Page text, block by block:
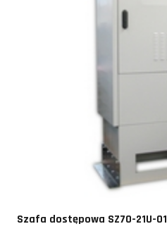
Szafa dostępowa SZ70-21U-01